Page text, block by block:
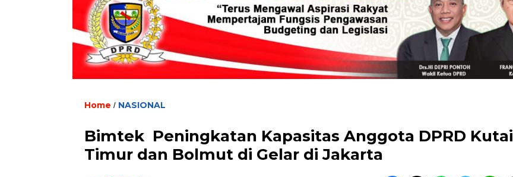
Home / NASIONAL
Bimtek Peningkatan Kapasitas Anggota DPRD Kutai
Timur dan Bolmut di Gelar di Jakarta